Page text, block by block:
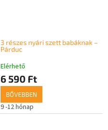
3 részes nyári szett babáknak –
Párduc
Elérhető
6 590 Ft
BŐVEBBEN
9 -12 hónap